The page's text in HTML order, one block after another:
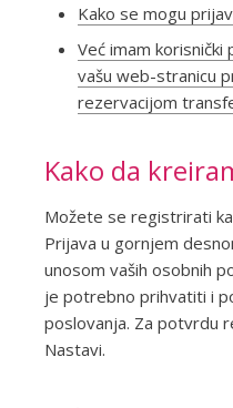
Kako se mogu
Već imam
vašu web-stranicu
rezervacijom
Kako da
Možete se registrirati
Prijava u gornjem
unosom vaših osobnih
je potrebno prihvatiti i
poslovanja. Za potvrdu
Nastavi.